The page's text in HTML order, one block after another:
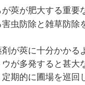
が莢が肥大する重
虫防除と雑草防除
が莢に十分かかる
が多発すると甚大
期的に圃場を巡回